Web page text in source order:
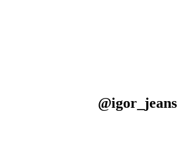
@igor_jeans